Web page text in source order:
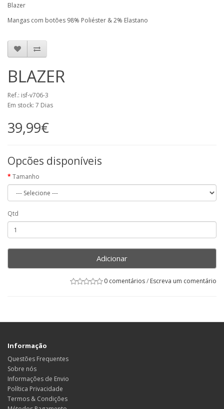
Blazer
Mangas com botões 98% Poliéster & 2% Elastano
BLAZER
Ref.: isf-v706-3
Em stock: 7 Dias
39,99€
Opcões disponíveis
Tamanho
Qtd
Adicionar
0 comentários/ Escreva um comentário
Informação
Questões Frequentes
Sobre nós
Informações de Envio
Política Privacidade
Termos & Condições